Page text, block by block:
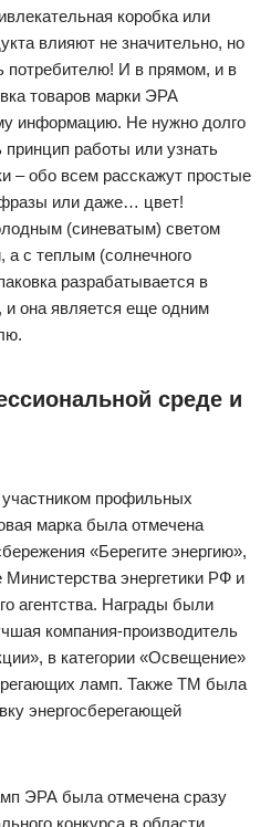
коробка или
влияют не значительно, но
потребителю! И в прямом, и в
товаров марки ЭРА
информацию. Не нужно долго
работы или узнать
– обо всем расскажут простые
или даже… цвет!
(синеватым) светом
а с теплым (солнечного
разрабатывается в
она является еще одним
среде и
профильных
марка была отмечена
«Берегите энергию»,
энергетики РФ и
агентства. Награды были
компания-производитель
в категории «Освещение»
ламп. Также ТМ была
энергосберегающей
ЭРА была отмечена сразу
конкурса в области